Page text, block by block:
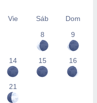
Vie Sáb
Dom
8
9
14 15 16
21